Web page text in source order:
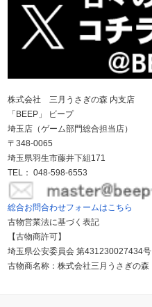
株式会社 三月うさぎの森 内支店
「BEEP」 ビープ
埼玉店（ゲーム部門総合担当店）
〒348-0065
埼玉県羽生市藤井下組171
TEL： 048-598-6553
総合お問合わせフォームはこちら
古物営業法に基づく表記
【古物商許可】
埼玉県公安委員会 第431230027434号
古物商名称：株式会社三月うさぎの森